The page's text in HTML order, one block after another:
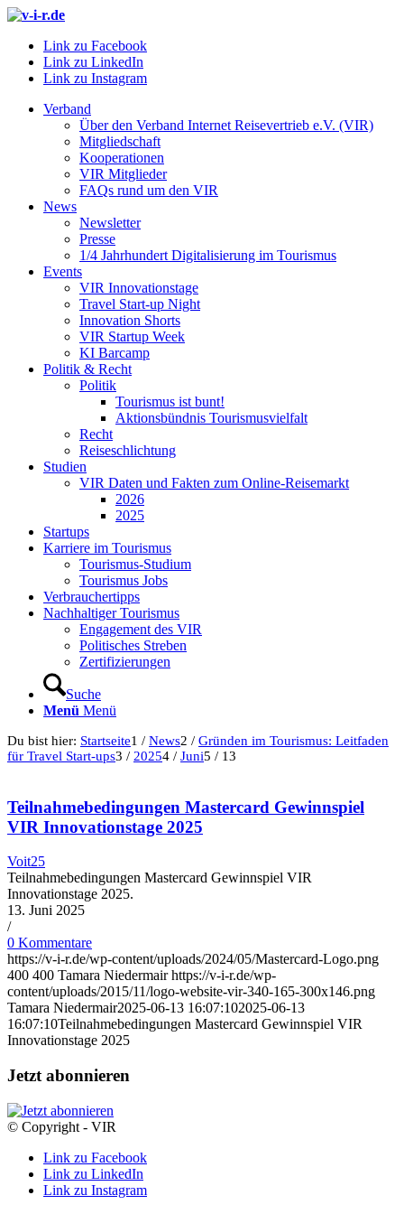
Link zu Facebook
Link zu LinkedIn
Link zu Instagram
Verband
Über den Verband Internet Reisevertrieb e.V. (VIR)
Mitgliedschaft
Kooperationen
VIR Mitglieder
FAQs rund um den VIR
News
Newsletter
Presse
1/4 Jahrhundert Digitalisierung im Tourismus
Events
VIR Innovationstage
Travel Start-up Night
Innovation Shorts
VIR Startup Week
KI Barcamp
Politik & Recht
Politik
Tourismus ist bunt!
Aktionsbündnis Tourismusvielfalt
Recht
Reiseschlichtung
Studien
VIR Daten und Fakten zum Online-Reisemarkt
2026
2025
Startups
Karriere im Tourismus
Tourismus-Studium
Tourismus Jobs
Verbrauchertipps
Nachhaltiger Tourismus
Engagement des VIR
Politisches Streben
Zertifizierungen
Suche
Menü Menü
Du bist hier: Startseite1 / News2 / Gründen im Tourismus: Leitfaden
für Travel Start-ups3 / 20254 / Juni5 / 13
Teilnahmebedingungen Mastercard Gewinnspiel
VIR Innovationstage 2025
Voit25
Teilnahmebedingungen Mastercard Gewinnspiel VIR
Innovationstage 2025.
13. Juni 2025
/
0 Kommentare
https://v-i-r.de/wp-content/uploads/2024/05/Mastercard-Logo.png
400 400 Tamara Niedermair https://v-i-r.de/wp-
content/uploads/2015/11/logo-website-vir-340-165-300x146.png
Tamara Niedermair2025-06-13 16:07:102025-06-13
16:07:10Teilnahmebedingungen Mastercard Gewinnspiel VIR
Innovationstage 2025
Jetzt abonnieren
© Copyright - VIR
Link zu Facebook
Link zu LinkedIn
Link zu Instagram